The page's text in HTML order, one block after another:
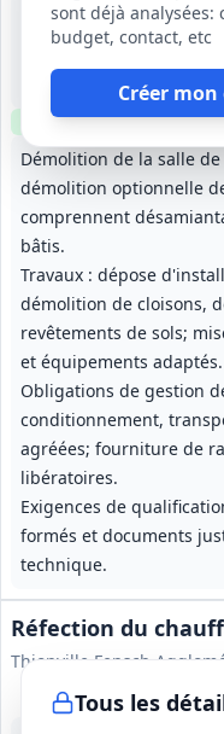
sont déjà analysées:
budget, contact, etc
Créer
Démolition de la salle
démolition optionnelle
comprennent
bâtis.
Travaux : dépose
démolition de cloisons,
revêtements de sols;
et équipements adaptés.
Obligations de gestion
conditionnement,
agréées; fourniture de
libératoires.
Exigences de
formés et documents
technique.
17 août 2026
Loon-Plage (59)
Clause environnementale
Tous les
Réfection du
Thionville Fensch